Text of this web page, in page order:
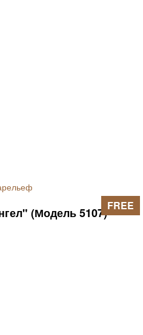
(Модель 5107)FREE